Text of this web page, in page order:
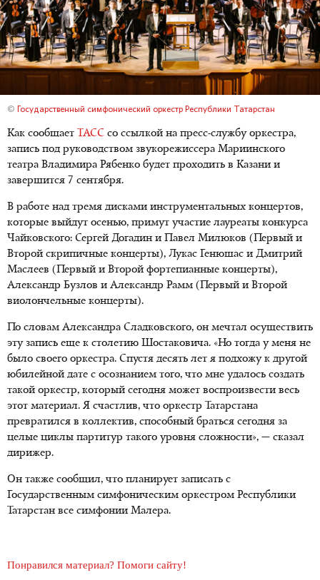
© Государственный симфонический оркестр Республики Татарстан
Как сообщает ТАСС со ссылкой на пресс-службу оркестра,
запись под руководством звукорежиссера Мариинского
театра Владимира Рябенко будет проходить в Казани и
завершится 7 сентября.
В работе над тремя дисками инструментальных концертов,
которые выйдут осенью, примут участие лауреаты конкурса
Чайковского: Сергей Догадин и Павел Милюков (Первый и
Второй скрипичные концерты), Лукас Генюшас и Дмитрий
Маслеев (Первый и Второй фортепианные концерты),
Александр Бузлов и Александр Рамм (Первый и Второй
виолончельные концерты).
По словам Александра Сладковского, он мечтал осуществить
эту запись еще к столетию Шостаковича. «Но тогда у меня не
было своего оркестра. Спустя десять лет я подхожу к другой
юбилейной дате с осознанием того, что мне удалось создать
такой оркестр, который сегодня может воспроизвести весь
этот материал. Я счастлив, что оркестр Татарстана
превратился в коллектив, способный браться сегодня за
целые циклы партитур такого уровня сложности», — сказал
дирижер.
Он также сообщил, что планирует записать с
Государственным симфоническим оркестром Республики
Татарстан все симфонии Малера.
Понравился материал? Помоги сайту!